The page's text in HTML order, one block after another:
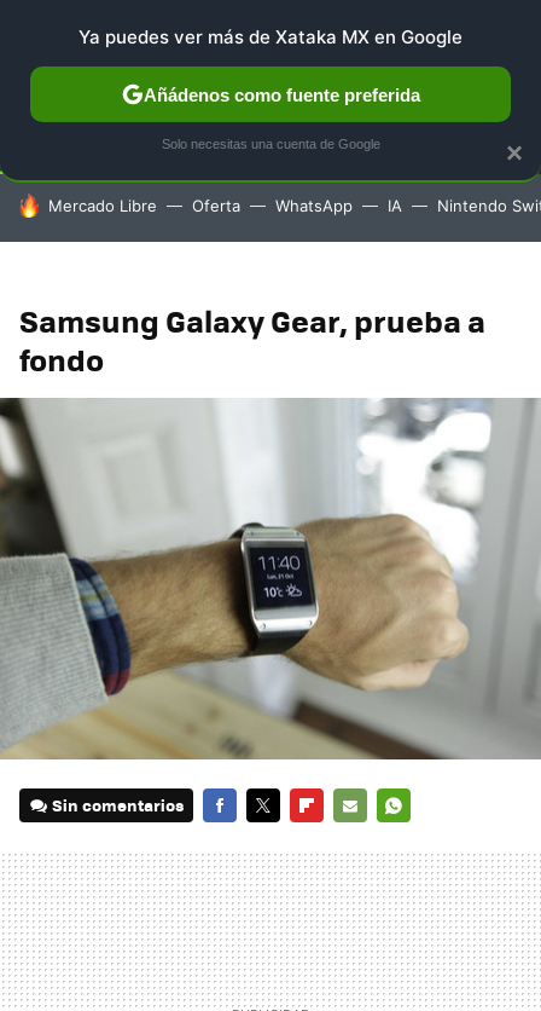
SELECCIÓN GAMING HOME AUTO TERRITORIO
HOY SE HABLA DE
Mercado Libre Oferta WhatsApp IA Nintendo
Samsung Galaxy Gear, prueba a
fondo
Sin comentarios
MAIL
×
Ya puedes ver más de Xataka MX en Google
Añádenos como fuente preferida
Solo necesitas una cuenta de Google